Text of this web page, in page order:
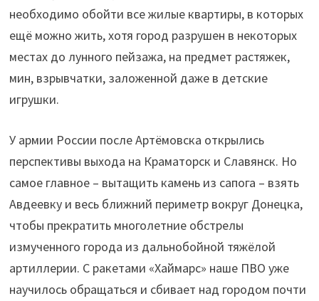
необходимо обойти все жилые квартиры, в которых
ещё можно жить, хотя город разрушен в некоторых
местах до лунного пейзажа, на предмет растяжек,
мин, взрывчатки, заложенной даже в детские
игрушки.
У армии России после Артёмовска открылись
перспективы выхода на Краматорск и Славянск. Но
самое главное – вытащить камень из сапога – взять
Авдеевку и весь ближний периметр вокруг Донецка,
чтобы прекратить многолетние обстрелы
измученного города из дальнобойной тяжёлой
артиллерии. С ракетами «Хаймарс» наше ПВО уже
научилось обращаться и сбивает над городом почти